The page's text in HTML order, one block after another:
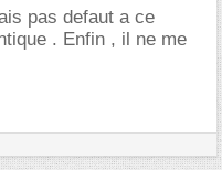
pas defaut a ce
. Enfin , il ne me